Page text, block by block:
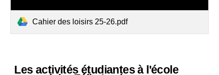
Cahier des loisirs 25-26.pdf
Les activités étudiantes à l'école